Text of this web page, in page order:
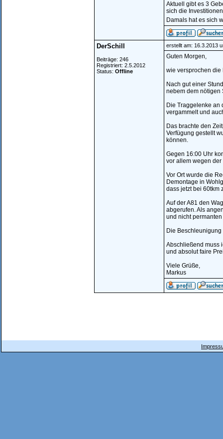
Aktuell gibt es 3
sich die
Damals hat es sich
DerSchill
Beiträge: 246
Registriert: 2.5.2012
Status: Offline
erstellt am: 16.3.2013
Guten Morgen,
wie versprochen die
Nach gut einer
nebem dem nötigen
Die Traggelenke an
vergammelt und
Das brachte den
Verfügung gestellt
können.
Gegen 16:00 Uhr
vor allem wegen
Vor Ort wurde die
Demontage in
dass jetzt bei 60tkm
Auf der A81 den
abgerufen. Als
und nicht
Die
Abschließend muss
und absolut faire
Viele Grüße,
Markus